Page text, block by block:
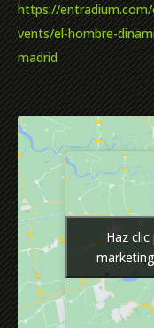
https://
vents/el-hombre-
madrid
Haz
Haz